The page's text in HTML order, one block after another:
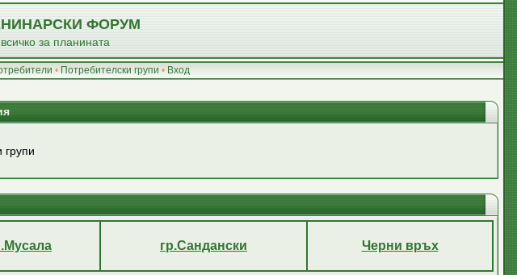
ФОРУМ
всичко за планината
• Потребителски групи • Вход
гр.Сандански Черни връх